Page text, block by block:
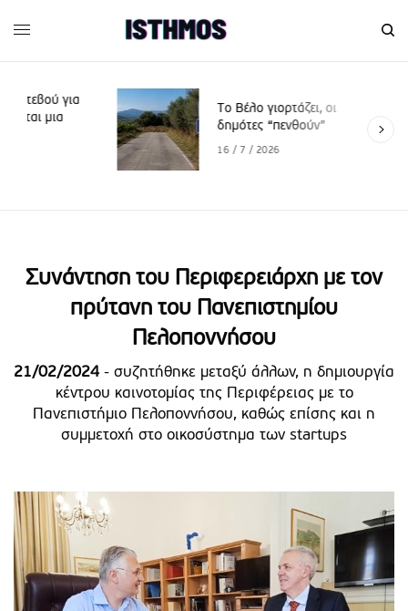
Το Βέλο γιορτάζει, οι
δημότες “πενθούν”
16 / 7 / 2026
Συνάντηση του Περιφερειάρχη με τον
πρύτανη του Πανεπιστημίου
Πελοποννήσου
21/02/2024- συζητήθηκε μεταξύ άλλων, η δημιουργία
κέντρου καινοτομίας της Περιφέρειας με το
Πανεπιστήμιο Πελοποννήσου, καθώς επίσης και η
συμμετοχή στο οικοσύστημα των startups